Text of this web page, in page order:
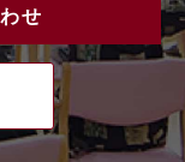
せ